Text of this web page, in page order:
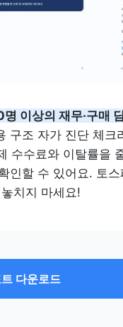
이상의 재무·구매
구조 자가 진단 체크
수료와 이탈률을
인할 수 있어요. 토
치지 마세요!
다운로드